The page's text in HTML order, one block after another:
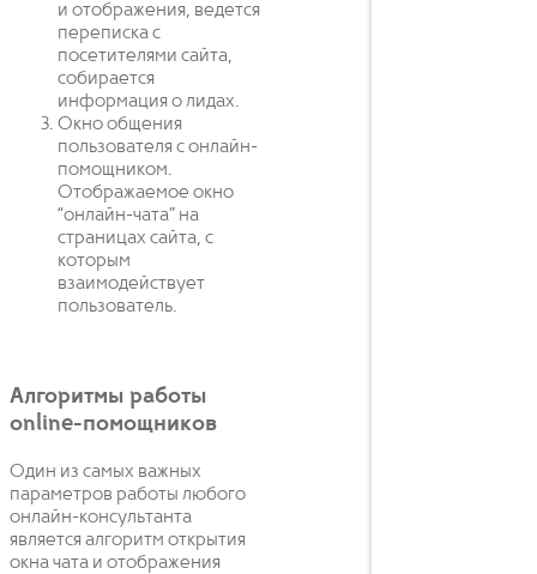
и отображения, ведется
переписка с
посетителями сайта,
собирается
информация о лидах.
Окно общения
пользователя с онлайн-
помощником.
Отображаемое окно
“онлайн-чата” на
страницах сайта, с
которым
взаимодействует
пользователь.
Алгоритмы работы
online-помощников
Один из самых важных
параметров работы любого
онлайн-консультанта
является алгоритм открытия
окна чата и отображения